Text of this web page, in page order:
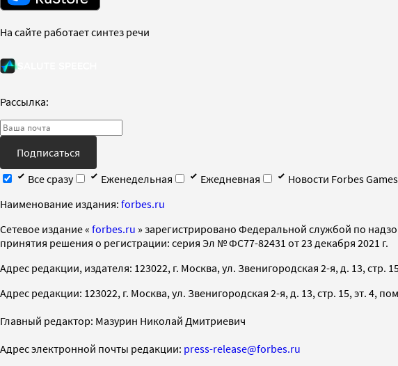
На сайте работает синтез речи
Рассылка:
Подписаться
Все сразу
Еженедельная Ежедневная
Новости Forbes Games
Наименование издания: forbes.ru
Cетевое издание « forbes.ru » зарегистрировано Федеральной службой по
принятия решения о регистрации: серия Эл № ФС77-82431 от 23 декабря 2021 г.
Адрес редакции, издателя: 123022, г. Москва, ул. Звенигородская 2-я, д. 13, стр.
Адрес редакции: 123022, г. Москва, ул. Звенигородская 2-я, д. 13, стр. 15, эт. 4,
Главный редактор: Мазурин Николай Дмитриевич
Адрес электронной почты редакции: press-release@forbes.ru